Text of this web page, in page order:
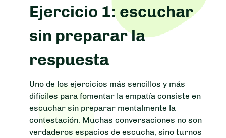
Ejercicio 1: escuchar
sin preparar la
respuesta
Uno de los ejercicios más sencillos y más
difíciles para fomentar la empatía consiste en
escuchar sin preparar mentalmente la
contestación. Muchas conversaciones no son
verdaderos espacios de escucha, sino turnos